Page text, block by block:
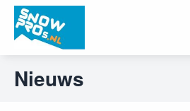
Nieuws